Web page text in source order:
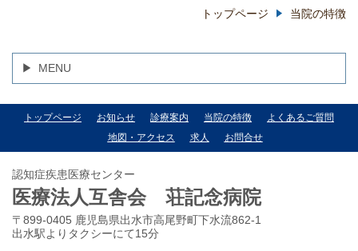
トップページ 当院の特徴
MENU
トップページ お知らせ 診療案内 当院の特徴
よくあるご質問
地図・アクセス
求人 お問合せ
認知症疾患医療センター
医療法人互舎会 荘記念病院
〒899-0405 鹿児島県出水市高尾野町下水流862-1
出水駅よりタクシーにて15分